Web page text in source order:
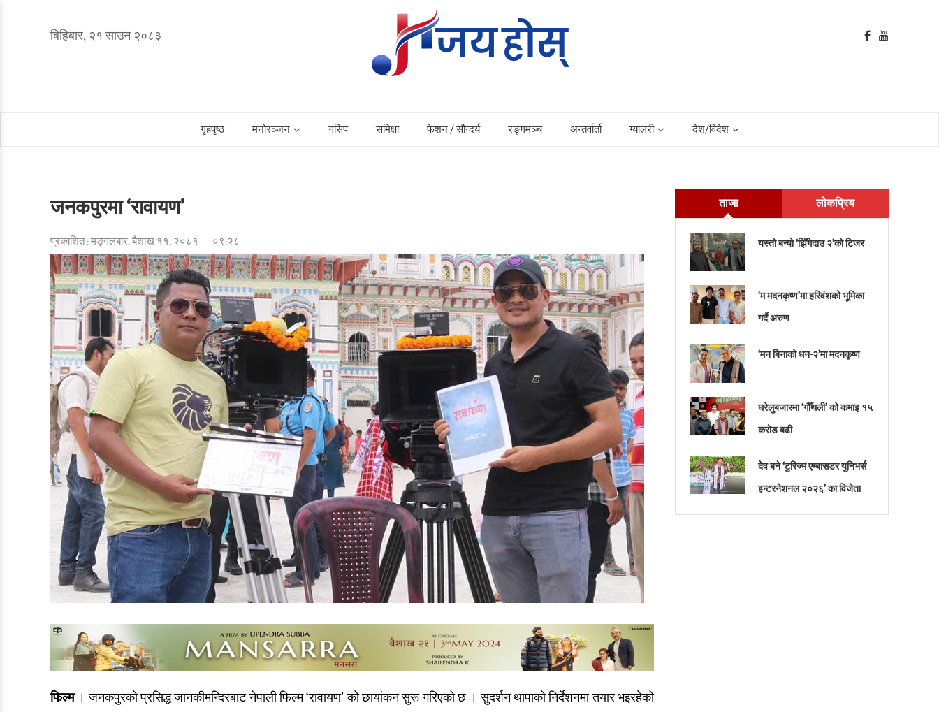
बिहिबार, २१ साउन २०८३
गृहपृष्ठ मनोरञ्जन गसिप समिक्षा फेशन / सौन्दर्य रङ्गमञ्च अन्तर्वार्ता ग्यालरी देश/विदेश
जनकपुरमा ‘रावायण’
प्रकाशित : मङ्गलबार, बैशाख ११, २०८१ ०९:२८
फिल्म। जनकपुरको प्रसिद्ध जानकीमन्दिरबाट नेपाली फिल्म ‘रावायण’ को छायांकन सुरू गरिएको छ । सुदर्शन थापाको निर्देशनमा तयार भइरहेको
ताजा लोकप्रिय
यस्तो बन्यो ‘झिँगेदाउ २’को टिजर
‘म मदनकृष्ण’मा हरिवंशको भूमिका
गर्दै अरुण
‘मन बिनाको धन-२’मा मदनकृष्ण
घरेलुबजारमा ‘गौँथली’ को कमाइ १५
करोड बढी
देव बने ‘टुरिज्म एम्बासडर युनिभर्स
इन्टरनेशनल २०२६’ का विजेता